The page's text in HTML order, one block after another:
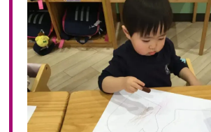
2021年 02月(18)
2021年 01月(19)
2020
2020年 12月(19)
2020年 11月(19)
2020年 10月(22)